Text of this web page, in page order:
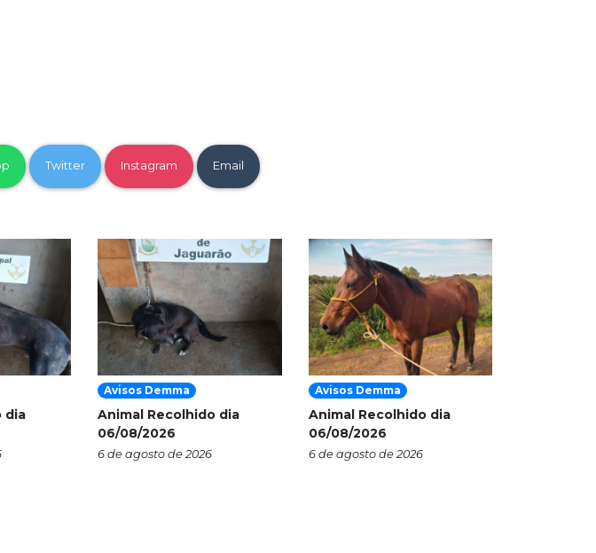
Twitter Instagram Email
dia
Avisos Demma
Animal Recolhido dia
06/08/2026
6 de agosto de 2026
Avisos Demma
Animal Recolhido dia
06/08/2026
6 de agosto de 2026